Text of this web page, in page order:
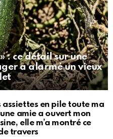
: ce détail sur une
a alarmé un vieux
assiettes en pile toute ma
amie a ouvert mon
elle m’a montré ce
travers